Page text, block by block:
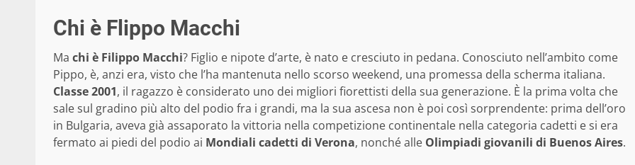
Chi è Flippo Macchi
Ma chi è Filippo Macchi? Figlio e nipote d’arte, è nato e cresciuto in pedana. Conosciuto nell’ambito come
Pippo, è, anzi era, visto che l’ha mantenuta nello scorso weekend, una promessa della scherma italiana.
Classe 2001, il ragazzo è considerato uno dei migliori fiorettisti della sua generazione. È la prima volta che
sale sul gradino più alto del podio fra i grandi, ma la sua ascesa non è poi così sorprendente: prima dell’oro
in Bulgaria, aveva già assaporato la vittoria nella competizione continentale nella categoria cadetti e si era
fermato ai piedi del podio ai Mondiali cadetti di Verona, nonché alle Olimpiadi giovanili di Buenos Aires.